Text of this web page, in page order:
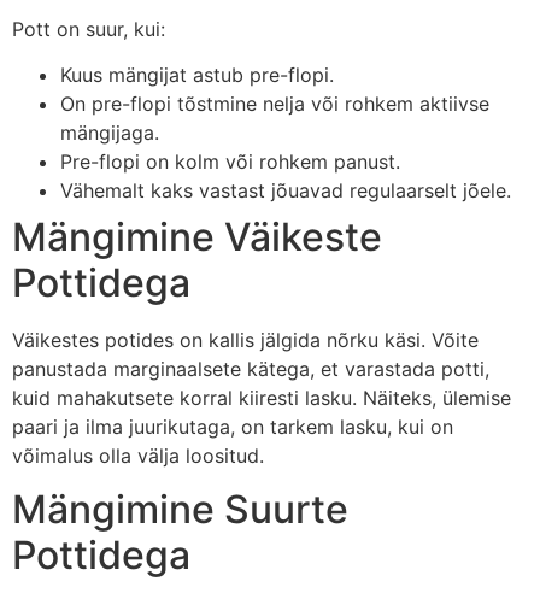
Pott on suur, kui:
Kuus mängijat astub pre-flopi.
On pre-flopi tõstmine nelja või rohkem aktiivse
mängijaga.
Pre-flopi on kolm või rohkem panust.
Vähemalt kaks vastast jõuavad regulaarselt jõele.
Mängimine Väikeste
Pottidega
Väikestes potides on kallis jälgida nõrku käsi. Võite
panustada marginaalsete kätega, et varastada potti,
kuid mahakutsete korral kiiresti lasku. Näiteks, ülemise
paari ja ilma juurikutaga, on tarkem lasku, kui on
võimalus olla välja loositud.
Mängimine Suurte
Pottidega